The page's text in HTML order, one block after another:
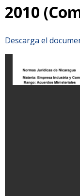
2010
Descarga el